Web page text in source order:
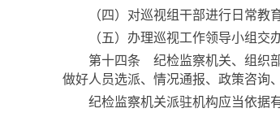
（四）对巡视组干部进行日常教育
（五）办理巡视工作领导小组交办
第十四条 纪检监察机关、组织部
做好人员选派、情况通报、政策咨询
纪检监察机关派驻机构应当依据有